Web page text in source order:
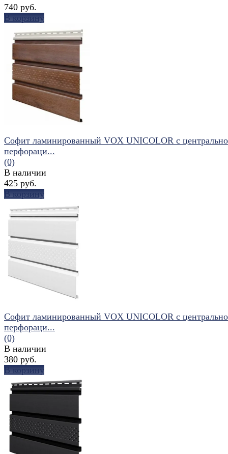
избранное
740 руб.
В корзину
избранное
Софит ламинированный VOX UNICOLOR с
перфораци...
(0)
В наличии
425 руб.
В корзину
избранное
Софит ламинированный VOX UNICOLOR с
перфораци...
(0)
В наличии
380 руб.
В корзину